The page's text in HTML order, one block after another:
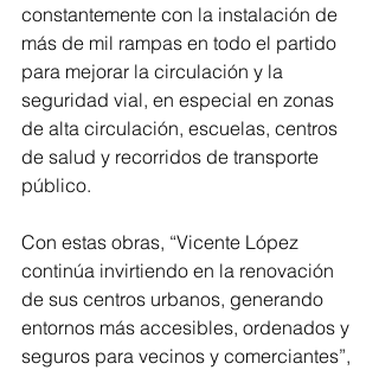
constantemente con la instalación de
más de mil rampas en todo el partido
para mejorar la circulación y la
seguridad vial, en especial en zonas
de alta circulación, escuelas, centros
de salud y recorridos de transporte
público.
Con estas obras, “Vicente López
continúa invirtiendo en la renovación
de sus centros urbanos, generando
entornos más accesibles, ordenados y
seguros para vecinos y comerciantes”,